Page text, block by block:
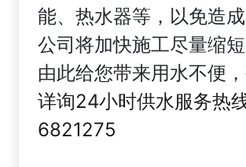
能、热水器等，以免造成
公司将加快施工尽量缩短
由此给您带来用水不便，
详询24小时供水服务热
6821275